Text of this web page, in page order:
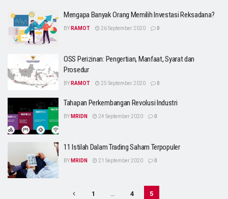
Mengapa Banyak Orang Memilih Investasi Reksadana?
BY RAMOT 26 September 2020 0
OSS Perizinan: Pengertian, Manfaat, Syarat dan
Prosedur
BY RAMOT 25 September 2020 0
Tahapan Perkembangan Revolusi Industri
BY MRIDN 24 September 2020 0
11 Istilah Dalam Trading Saham Terpopuler
BY MRIDN 21 September 2020 0
1 … 4 5